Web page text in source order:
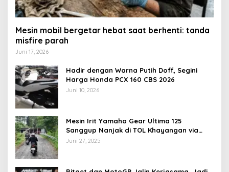
Mesin mobil bergetar hebat saat berhenti: tanda
misfire parah
Juni 17, 2026
Hadir dengan Warna Putih Doff, Segini
Harga Honda PCX 160 CBS 2026
Juni 10, 2026
Mesin Irit Yamaha Gear Ultima 125
Sanggup Nanjak di TOL Khayangan via
Krakalan?
Juni 27, 2025